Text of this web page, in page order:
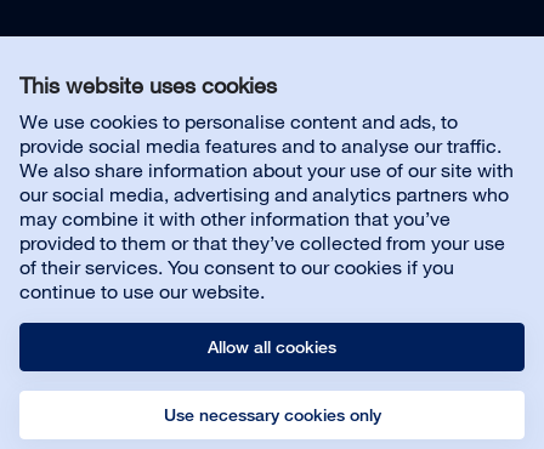
This website uses cookies
We use cookies to personalise content and ads, to
provide social media features and to analyse our traffic.
We also share information about your use of our site with
our social media, advertising and analytics partners who
may combine it with other information that you’ve
provided to them or that they’ve collected from your use
of their services. You consent to our cookies if you
continue to use our website.
Allow all cookies
Use necessary cookies only
Nous contacter
Service client
À propos de Bona